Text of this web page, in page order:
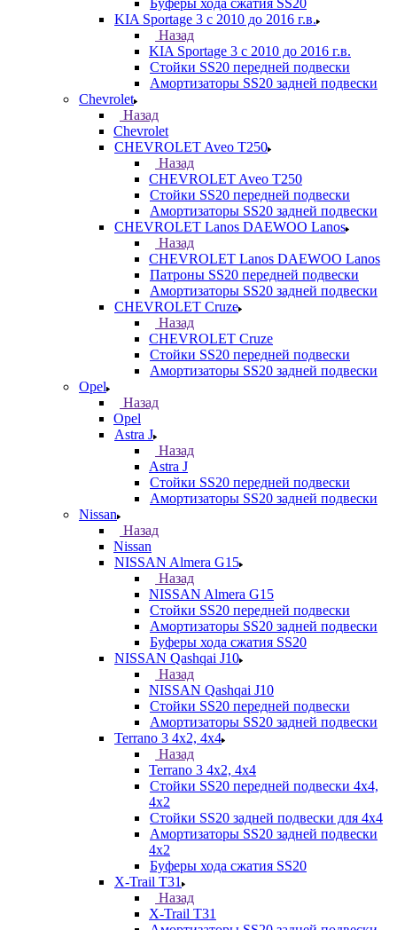
Буферы хода сжатия SS20
KIA Sportage 3 с 2010 до 2016 г.в.
Назад
KIA Sportage 3 с 2010 до 2016 г.в.
Стойки SS20 передней подвески
Амортизаторы SS20 задней подвески
Chevrolet
Назад
Chevrolet
CHEVROLET Aveo T250
Назад
CHEVROLET Aveo T250
Стойки SS20 передней подвески
Амортизаторы SS20 задней подвески
CHEVROLET Lanos DAEWOO Lanos
Назад
CHEVROLET Lanos DAEWOO Lanos
Патроны SS20 передней подвески
Амортизаторы SS20 задней подвески
CHEVROLET Cruze
Назад
CHEVROLET Cruze
Стойки SS20 передней подвески
Амортизаторы SS20 задней подвески
Opel
Назад
Opel
Astra J
Назад
Astra J
Стойки SS20 передней подвески
Амортизаторы SS20 задней подвески
Nissan
Назад
Nissan
NISSAN Almera G15
Назад
NISSAN Almera G15
Стойки SS20 передней подвески
Амортизаторы SS20 задней подвески
Буферы хода сжатия SS20
NISSAN Qashqai J10
Назад
NISSAN Qashqai J10
Стойки SS20 передней подвески
Амортизаторы SS20 задней подвески
Terrano 3 4х2, 4х4
Назад
Terrano 3 4х2, 4х4
Стойки SS20 передней подвески 4х4,
4x2
Стойки SS20 задней подвески для 4х4
Амортизаторы SS20 задней подвески
4х2
Буферы хода сжатия SS20
X-Trail T31
Назад
X-Trail T31